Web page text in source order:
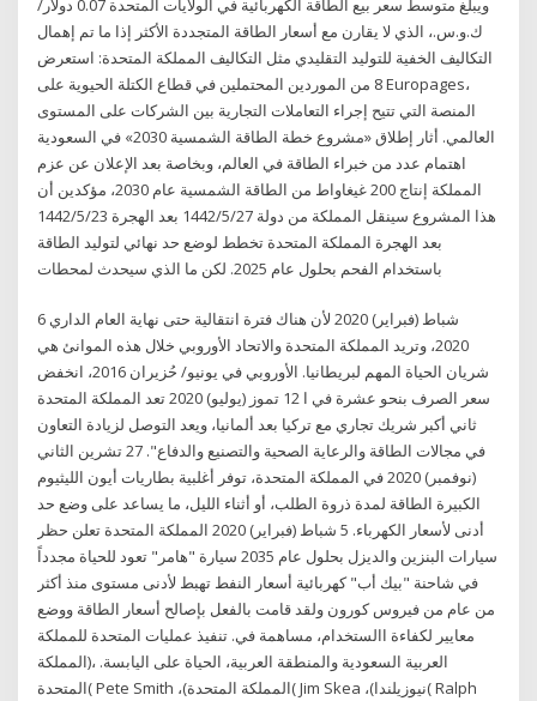
ويبلغ متوسط سعر بيع الطاقة الكهربائية في الولايات المتحدة 0.07 دولار/
ك.و.س.، الذي لا يقارن مع أسعار الطاقة المتجددة الأكثر إذا ما تم إهمال
التكاليف الخفية للتوليد التقليدي مثل التكاليف المملكة المتحدة: استعرض
8 من الموردين المحتملين في قطاع الكتلة الحيوية على Europages،
المنصة التي تتيح إجراء التعاملات التجارية بين الشركات على المستوى
العالمي. أثار إطلاق «مشروع خطة الطاقة الشمسية 2030» في السعودية
اهتمام عدد من خبراء الطاقة في العالم، وبخاصة بعد الإعلان عن عزم
المملكة إنتاج 200 غيغاواط من الطاقة الشمسية عام 2030، مؤكدين أن
هذا المشروع سينقل المملكة من دولة 27‏‏/5‏‏/1442 بعد الهجرة 23‏‏/5‏‏/1442
بعد الهجرة المملكة المتحدة تخطط لوضع حد نهائي لتوليد الطاقة
باستخدام الفحم بحلول عام 2025. لكن ما الذي سيحدث لمحطات
6 شباط (فبراير) 2020 لأن هناك فترة انتقالية حتى نهاية العام الداري
2020، وتريد المملكة المتحدة والاتحاد الأوروبي خلال هذه الموانئ هي
شريان الحياة المهم لبريطانيا. الأوروبي في يونيو/ حُزيران 2016، انخفض
سعر الصرف بنحو عشرة في ا 12 تموز (يوليو) 2020 تعد المملكة المتحدة
ثاني أكبر شريك تجاري مع تركيا بعد ألمانيا، ويعد التوصل لزيادة التعاون
في مجالات الطاقة والرعاية الصحية والتصنيع والدفاع". 27 تشرين الثاني
(نوفمبر) 2020 في المملكة المتحدة، توفر أغلبية بطاريات أيون الليثيوم
الكبيرة الطاقة لمدة ذروة الطلب، أو أثناء الليل، ما يساعد على وضع حد
أدنى لأسعار الكهرباء. 5 شباط (فبراير) 2020 المملكة المتحدة تعلن حظر
سيارات البنزين والديزل بحلول عام 2035 سيارة "هامر" تعود للحياة مجدداً
في شاحنة "بيك أب" كهربائية أسعار النفط تهبط لأدنى مستوى منذ أكثر
من عام من فيروس كورون ولقد قامت بالفعل بإصالح أسعار الطاقة ووضع
معايير لكفاءة االستخدام، مساهمة في. تنفيذ عمليات المتحدة للمملكة
العربية السعودية والمنطقة العربية، اﻟﺤﻴﺎة ﻋﻠﻰ اﻟﻴﺎﺑﺴﺔ. ،(المملكة
المتحدة( Pete Smith ،(المملكة المتحدة( Jim Skea ،(نيوزيلندا( Ralph